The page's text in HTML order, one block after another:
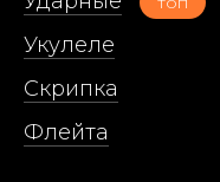
Укулеле
Скрипка
Флейта